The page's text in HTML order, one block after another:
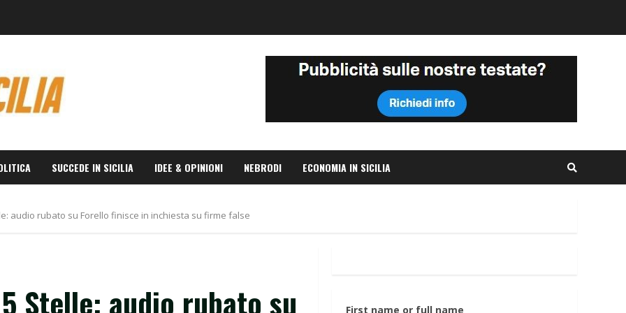
SUCCEDE IN SICILIA IDEE & OPINIONI NEBRODI ECONOMIA IN SICILIA
audio rubato su Forello finisce in inchiesta su firme false
Stelle: audio rubato su
First name or full name